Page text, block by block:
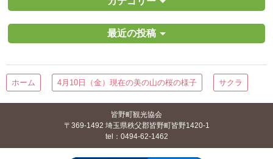
最近の投稿
ホーム 4月10日（金）現在の美の山の桜の様子 サクラ
皆野町観光協会
〒369-1492 埼玉県秩父郡皆野町皆野1420-1
tel：0494-62-1462